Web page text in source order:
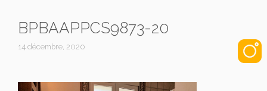
BPBAAPPCS9873-20
14 décembre, 2020